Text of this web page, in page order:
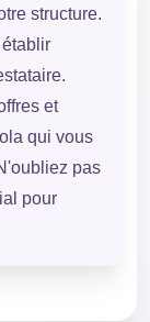
structure.
établir
et
qui vous
pas
pour